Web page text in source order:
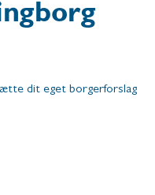
dit eget borgerforslag